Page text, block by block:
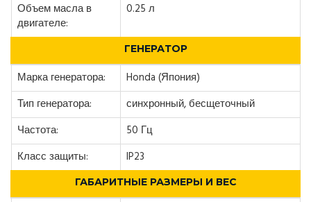
Объем масла в
двигателе:
0.25 л
ГЕНЕРАТОР
Марка генератора:
Honda (Япония)
Тип генератора:
синхронный, бесщеточный
Частота:
50 Гц
Класс защиты:
IP23
ГАБАРИТНЫЕ РАЗМЕРЫ И ВЕС